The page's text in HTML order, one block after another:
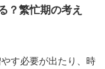
？繁忙期の考え
す必要が出たり、時